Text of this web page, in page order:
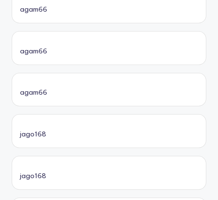
agam66
agam66
agam66
jago168
jago168